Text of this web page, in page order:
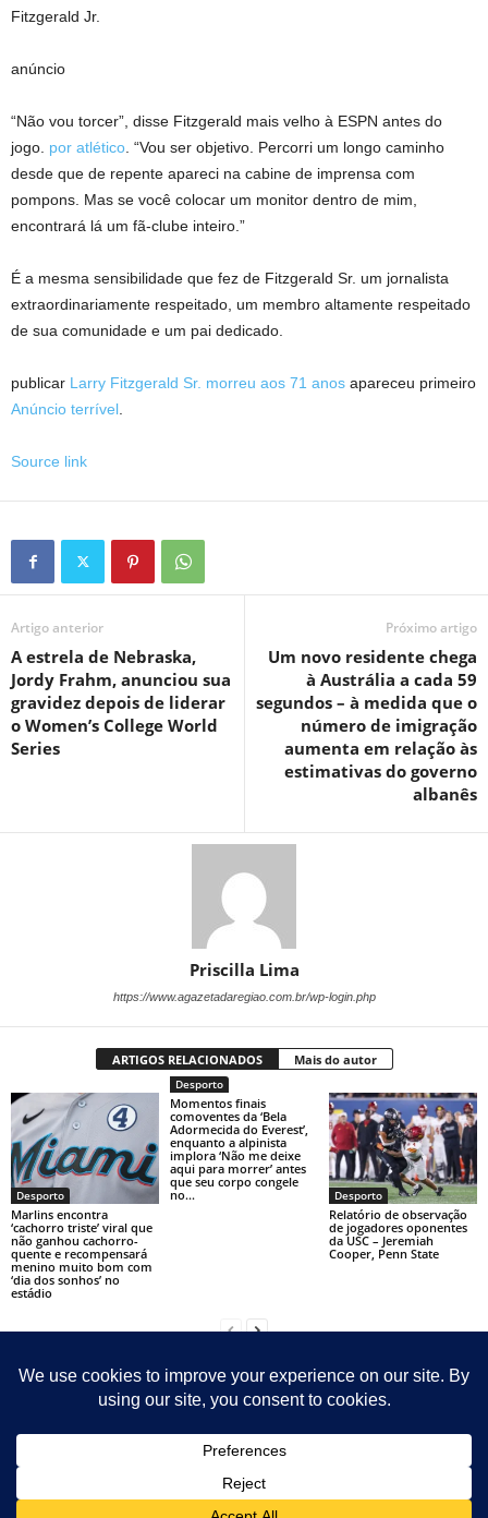
Fitzgerald Jr.
anúncio
“Não vou torcer”, disse Fitzgerald mais velho à ESPN antes do
jogo. por atlético . “Vou ser objetivo. Percorri um longo caminho
desde que de repente apareci na cabine de imprensa com
pompons. Mas se você colocar um monitor dentro de mim,
encontrará lá um fã-clube inteiro.”
É a mesma sensibilidade que fez de Fitzgerald Sr. um jornalista
extraordinariamente respeitado, um membro altamente respeitado
de sua comunidade e um pai dedicado.
publicar Larry Fitzgerald Sr. morreu aos 71 anos apareceu primeiro
Anúncio terrível
Source link
Artigo anterior
A estrela de Nebraska,
Jordy Frahm, anunciou sua
gravidez depois de liderar
o Women’s College World
Series
Próximo artigo
Um novo residente chega
à Austrália a cada 59
segundos – à medida que o
número de imigração
aumenta em relação às
estimativas do governo
albanês
Priscilla Lima
https://www.agazetadaregiao.com.br/wp-login.php
ARTIGOS RELACIONADOS Mais do autor
Desporto
Marlins encontra
‘cachorro triste’ viral que
não ganhou cachorro-
quente e recompensará
menino muito bom com
‘dia dos sonhos’ no
estádio
Desporto
Momentos finais
comoventes da ‘Bela
Adormecida do Everest’,
enquanto a alpinista
implora ‘Não me deixe
aqui para morrer’ antes
que seu corpo congele
no...
Desporto
Relatório de observação
de jogadores oponentes
da USC – Jeremiah
Cooper, Penn State
Contact Sitemap Sobre Nosotras